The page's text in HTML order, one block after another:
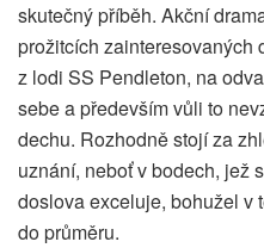
skutečný příběh. Akční
prožitcích zainteresovaných
z lodi SS Pendleton, na
sebe a především vůli to
dechu. Rozhodně stojí za
uznání, neboť v bodech, jež
doslova exceluje, bohužel v
do průměru.